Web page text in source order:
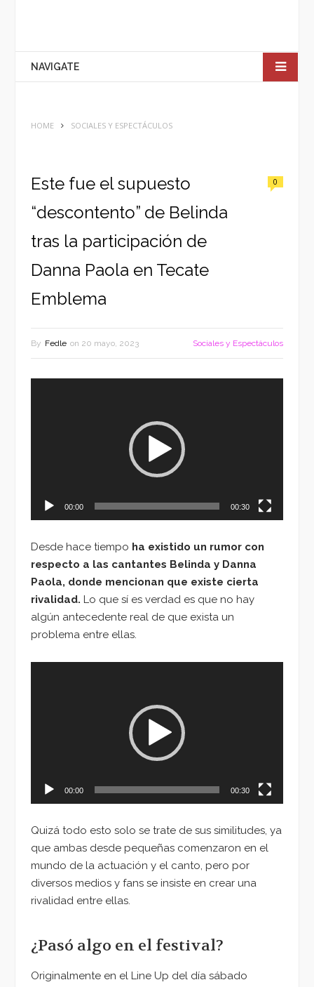
NAVIGATE
HOME SOCIALES Y ESPECTÁCULOS
Este fue el supuesto
“descontento” de Belinda
tras la participación de
Danna Paola en Tecate
Emblema
0
By Fedle on 20 mayo, 2023 Sociales y Espectáculos
00:00 00:30
Desde hace tiempo ha existido un rumor con
respecto a las cantantes Belinda y Danna
Paola, donde mencionan que existe cierta
rivalidad. Lo que sí es verdad es que no hay
algún antecedente real de que exista un
problema entre ellas.
00:00 00:30
Quizá todo esto solo se trate de sus similitudes, ya
que ambas desde pequeñas comenzaron en el
mundo de la actuación y el canto, pero por
diversos medios y fans se insiste en crear una
rivalidad entre ellas.
¿Pasó algo en el festival?
Originalmente en el Line Up del día sábado